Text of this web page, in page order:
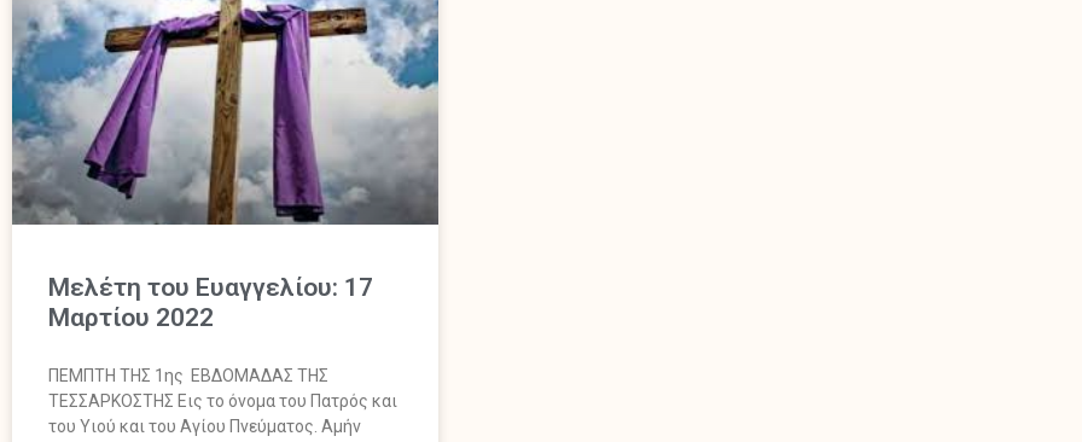
Μελέτη του Ευαγγελίου: 17
Μαρτίου 2022
ΠΕΜΠΤΗ ΤΗΣ 1ης ΕΒΔΟΜΑΔΑΣ ΤΗΣ
ΤΕΣΣΑΡΚΟΣΤΗΣ Εις το όνομα του Πατρός και
του Υιού και του Αγίου Πνεύματος. Αμήν